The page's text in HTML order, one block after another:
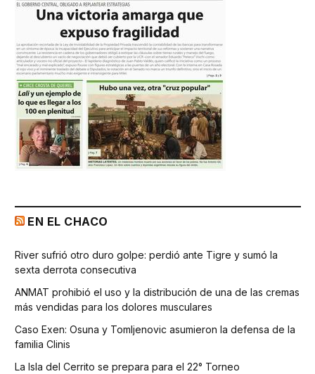
EN EL CHACO
River sufrió otro duro golpe: perdió ante Tigre y sumó la
sexta derrota consecutiva
ANMAT prohibió el uso y la distribución de una de las cremas
más vendidas para los dolores musculares
Caso Exen: Osuna y Tomljenovic asumieron la defensa de la
familia Clinis
La Isla del Cerrito se prepara para el 22° Torneo